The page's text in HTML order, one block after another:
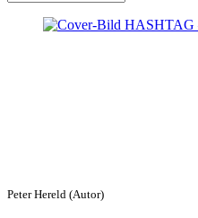
Peter Hereld (Autor)